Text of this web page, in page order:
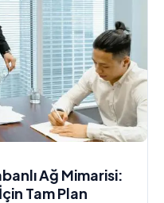
Ağ Mimarisi:
Tam Plan